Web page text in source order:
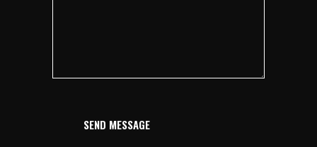
SEND MESSAGE